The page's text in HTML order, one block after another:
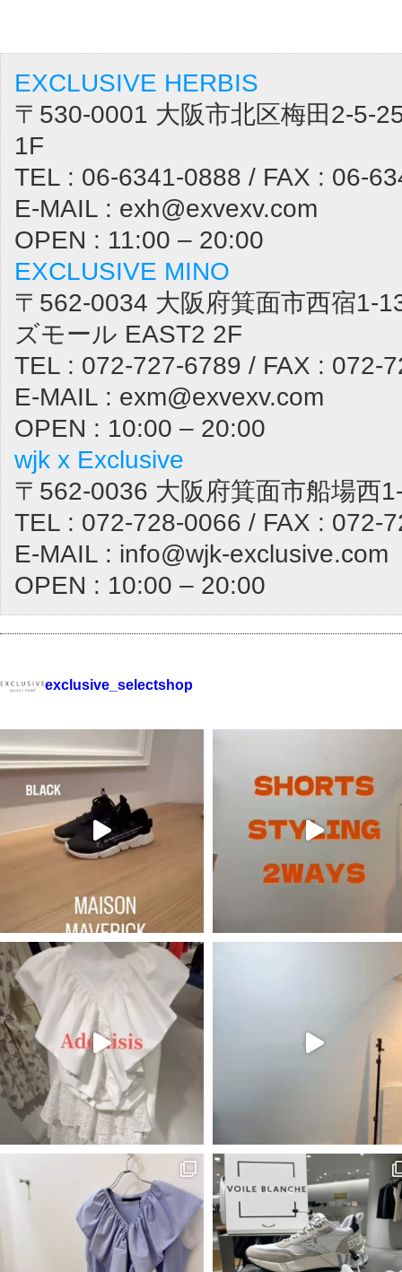
EXCLUSIVE HERBIS
〒530-0001 大阪市北区梅田2-5-
1F
TEL : 06-6341-0888 / FAX : 06-
E-MAIL : exh@exvexv.com
OPEN : 11:00 – 20:00
EXCLUSIVE MINO
〒562-0034 大阪府箕面市西宿1-
ズモール EAST2 2F
TEL : 072-727-6789 / FAX : 072-
E-MAIL : exm@exvexv.com
OPEN : 10:00 – 20:00
wjk x Exclusive
〒562-0036 大阪府箕面市船場西
TEL : 072-728-0066 / FAX : 072-
E-MAIL : info@wjk-exclusive.com
OPEN : 10:00 – 20:00
exclusive_selectshop